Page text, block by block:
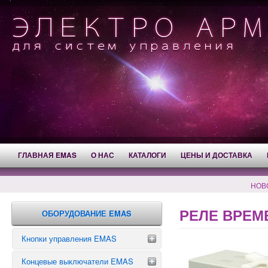
ГЛАВНАЯ EMAS О НАС КАТАЛОГИ ЦЕНЫ И ДОСТАВКА
ОБОРУДОВАНИЕ EMAS
Кнопки управления EMAS
Аварийные кнопки
Концевые выключатели EMAS
РЕЛЕ